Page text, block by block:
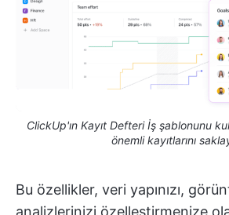
ClickUp'ın Kayıt Defteri İş şablonunu
önemli kayıtlarını
Bu özellikler, veri yapınızı,
analizlerinizi özelleştirmenize